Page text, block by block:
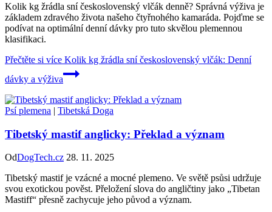
Kolik kg žrádla sní československý vlčák denně? Správná výživa je
základem zdravého života našeho čtyřnohého kamaráda. Pojďme se
podívat na optimální denní dávky pro tuto skvělou plemennou
klasifikaci.
Přečtěte si více Kolik kg žrádla sní československý vlčák: Denní
dávky a výživa
Psí plemena | Tibetská Doga
Tibetský mastif anglicky: Překlad a význam
OdDogTech.cz 28. 11. 2025
Tibetský mastif je vzácné a mocné plemeno. Ve světě psůsi udržuje
svou exotickou pověst. Přeložení slova do angličtiny jako „Tibetan
Mastiff“ přesně zachycuje jeho původ a význam.